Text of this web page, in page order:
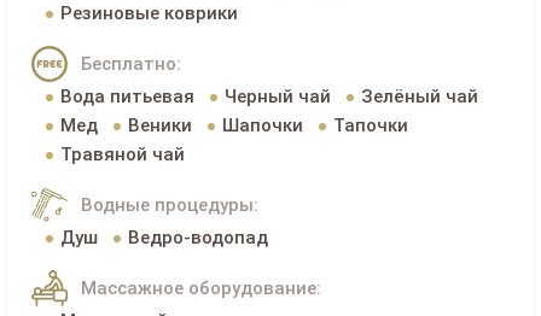
Резиновые коврики
Бесплатно:
Вода питьевая
Черный чай
Зелёный чай
Мед
Веники Шапочки
Тапочки
Травяной чай
Водные процедуры:
Душ
Ведро-водопад
Массажное оборудование: